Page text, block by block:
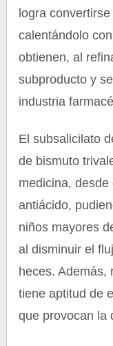
logra
calentándolo
obtienen, al
subproducto y
industria
El subsalicilato
de bismuto
medicina,
antiácido,
niños mayores
al disminuir el
heces. Además,
tiene aptitud de
que provocan la